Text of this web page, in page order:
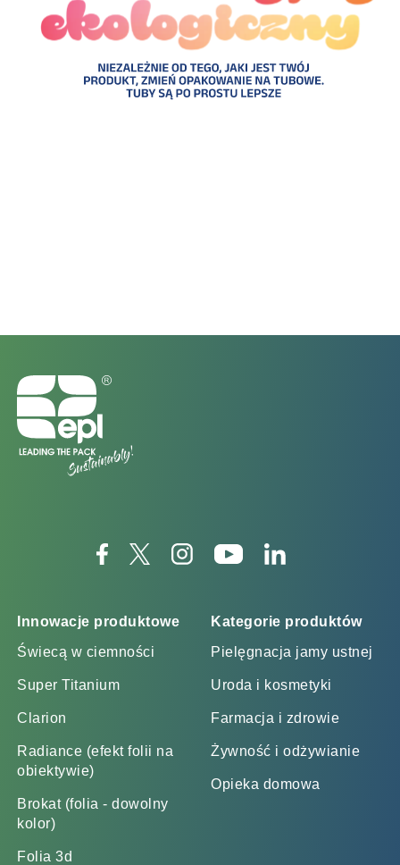
Innowacje produktowe
Świecą w ciemności
Super Titanium
Clarion
Radiance (efekt folii na
obiektywie)
Brokat (folia - dowolny
kolor)
Folia 3d
Kategorie produktów
Pielęgnacja jamy ustnej
Uroda i kosmetyki
Farmacja i zdrowie
Żywność i odżywianie
Opieka domowa